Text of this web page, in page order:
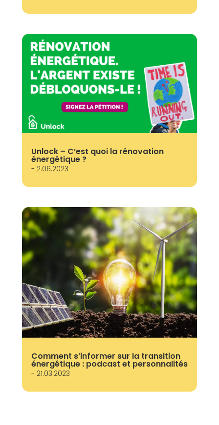
Unlock – C’est quoi la rénovation
énergétique ?
- 2.06.2023
Comment s’informer sur la transition
énergétique : podcast et personnalités
- 21.03.2023